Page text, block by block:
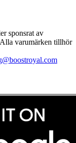
sponsrat av
varumärken tillhör